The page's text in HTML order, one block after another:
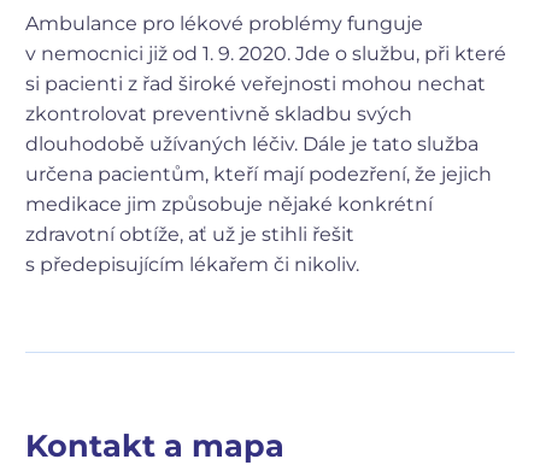
Ambulance pro lékové problémy funguje
v nemocnici již od 1. 9. 2020. Jde o službu, při které
si pacienti z řad široké veřejnosti mohou nechat
zkontrolovat preventivně skladbu svých
dlouhodobě užívaných léčiv. Dále je tato služba
určena pacientům, kteří mají podezření, že jejich
medikace jim způsobuje nějaké konkrétní
zdravotní obtíže, ať už je stihli řešit
s předepisujícím lékařem či nikoliv.
Kontakt a mapa